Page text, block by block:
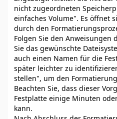
nicht zugeordneten
einfaches Volume". Es öffnet
durch den
Folgen Sie den Anweisungen
Sie das gewünschte
auch einen Namen für die
später leichter zu
stellen", um den
Beachten Sie, dass dieser
Festplatte einige Minuten
kann.